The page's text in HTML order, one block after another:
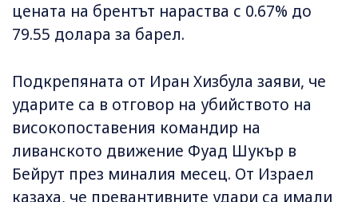
цената на брентът нараства с 0.67% до
79.55 долара за барел.
Подкрепяната от Иран Хизбула заяви, че
ударите са в отговор на убийството на
високопоставения командир на
ливанското движение Фуад Шукър в
Бейрут през миналия месец. От Израел
казаха, че превантивните удари са имали